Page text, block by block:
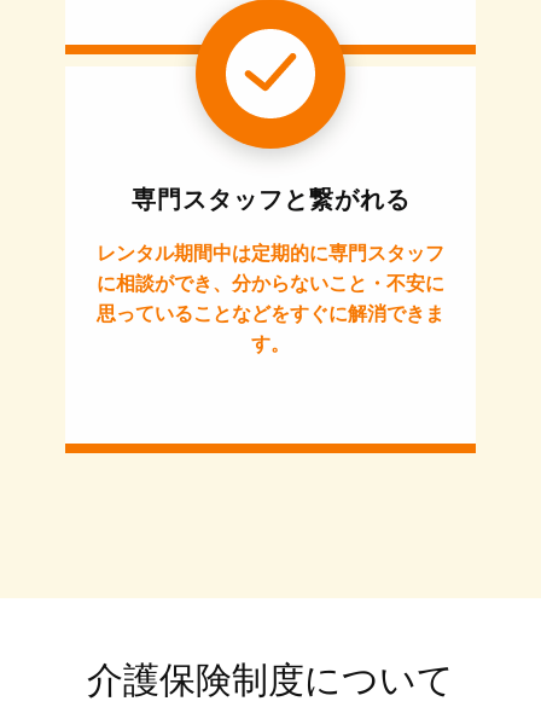
専門スタッフと繋がれる
レンタル期間中は定期的に専門スタッフ
に相談ができ、分からないこと・不安に
思っていることなどをすぐに解消できま
す。
介護保険制度について